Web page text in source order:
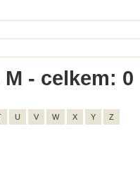
- celkem: 0
U V W X Y Z